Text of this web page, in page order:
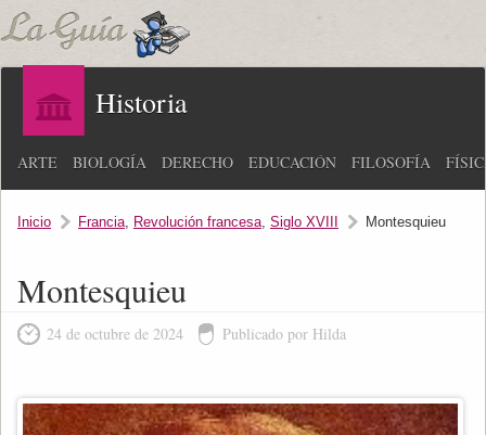
Historia
ARTE BIOLOGÍA DERECHO EDUCACIÓN FILOSOFÍA
Inicio Francia, Revolución francesa, Siglo XVIII Montesquieu
Montesquieu
24 de octubre de 2024 Publicado por Hilda